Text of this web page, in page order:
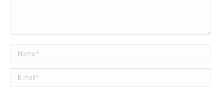
Nome *
E-mail *